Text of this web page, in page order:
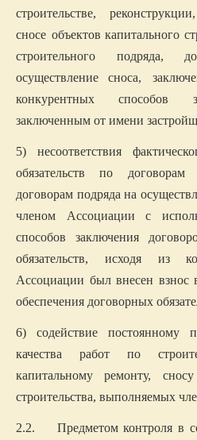
строительстве,
сносе объектов капитального
строительного подряда,
осуществление сноса,
конкурентных способов
заключенным от имени
5) несоответствия
обязательств по договорам
договорам подряда на
членом Ассоциации с
способов заключения
обязательств, исходя из
Ассоциации был внесен
обеспечения договорных
6) содействие постоянному
качества работ по
капитальному ремонту,
строительства, выполняемых
2.2. Предметом контроля в